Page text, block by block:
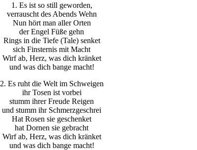
1. Es ist so still geworden,
verrauscht des Abends Wehn
Nun hört man aller Orten
der Engel Füße gehn
Rings in die Tiefe (Tale) senket
sich Finsternis mit Macht
Wirf ab, Herz, was dich kränket
und was dich bange macht!
2. Es ruht die Welt im Schweigen
ihr Tosen ist vorbei
stumm ihrer Freude Reigen
und stumm ihr Schmerzgeschrei
Hat Rosen sie geschenket
hat Dornen sie gebracht
Wirf ab, Herz, was dich kränket
und was dich bange macht!